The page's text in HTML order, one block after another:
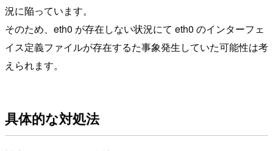
況に陥っています。
そのため、eth0 が存在しない状況にて eth0 のインターフェ
イス定義ファイルが存在するた事象発生していた可能性は考
えられます。
具体的な対処法